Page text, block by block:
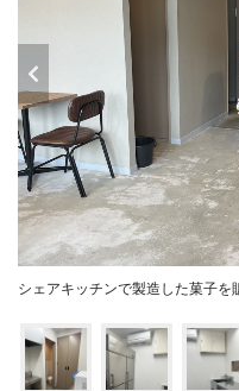
シェアキッチンで製造した菓子